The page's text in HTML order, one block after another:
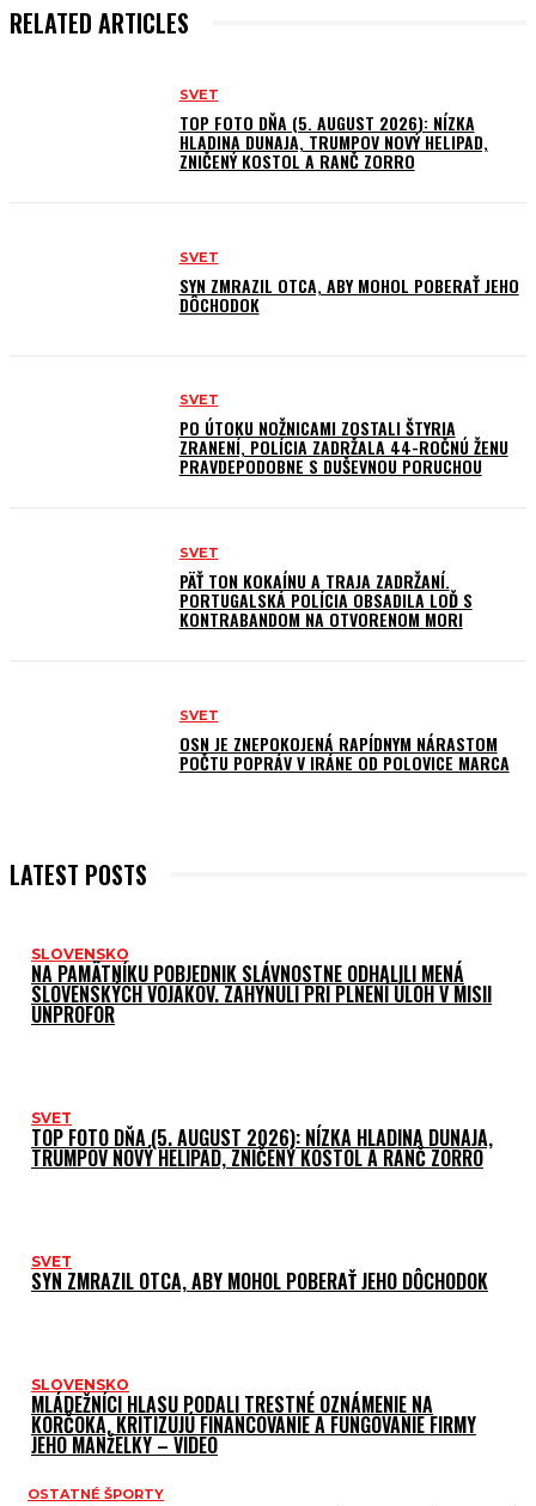
RELATED ARTICLES
SVET
TOP FOTO DŇA (5. AUGUST 2026): NÍZKA
HLADINA DUNAJA, TRUMPOV NOVÝ HELIPAD,
ZNIČENÝ KOSTOL A RANČ ZORRO
SVET
SYN ZMRAZIL OTCA, ABY MOHOL POBERAŤ JEHO
DÔCHODOK
SVET
PO ÚTOKU NOŽNICAMI ZOSTALI ŠTYRIA
ZRANENÍ, POLÍCIA ZADRŽALA 44-ROČNÚ ŽENU
PRAVDEPODOBNE S DUŠEVNOU PORUCHOU
SVET
PÄŤ TON KOKAÍNU A TRAJA ZADRŽANÍ.
PORTUGALSKÁ POLÍCIA OBSADILA LOĎ S
KONTRABANDOM NA OTVORENOM MORI
SVET
OSN JE ZNEPOKOJENÁ RAPÍDNYM NÁRASTOM
POČTU POPRÁV V IRÁNE OD POLOVICE MARCA
LATEST POSTS
SLOVENSKO
NA PAMÄTNÍKU POBJEDNIK SLÁVNOSTNE ODHALILI MENÁ
SLOVENSKÝCH VOJAKOV. ZAHYNULI PRI PLNENÍ ÚLOH V MISII
UNPROFOR
SVET
TOP FOTO DŇA (5. AUGUST 2026): NÍZKA HLADINA DUNAJA,
TRUMPOV NOVÝ HELIPAD, ZNIČENÝ KOSTOL A RANČ ZORRO
SVET
SYN ZMRAZIL OTCA, ABY MOHOL POBERAŤ JEHO DÔCHODOK
SLOVENSKO
MLÁDEŽNÍCI HLASU PODALI TRESTNÉ OZNÁMENIE NA
KORČOKA, KRITIZUJÚ FINANCOVANIE A FUNGOVANIE FIRMY
JEHO MANŽELKY – VIDEO
OSTATNÉ ŠPORTY